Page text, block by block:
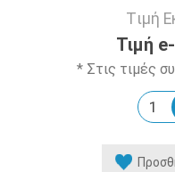
Tιμή
Τιμή
* Στις τιμές